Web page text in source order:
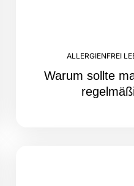
ALLERGIENFREI
Warum sollte